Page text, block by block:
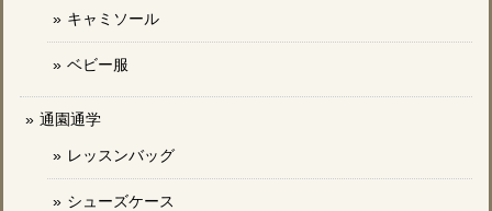
キャミソール
ベビー服
通園通学
レッスンバッグ
シューズケース